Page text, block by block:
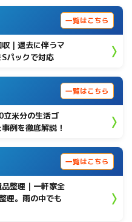
一覧はこちら
｜退去に伴うマ
パックで対応
一覧はこちら
米分の生活ゴ
例を徹底解説！
一覧はこちら
整理｜一軒家全
理。雨の中でも